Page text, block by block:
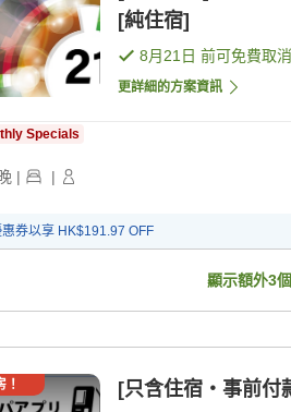
[純住宿]
8月21日 前可免費取消
更詳細的方案資訊
Specials
晚 | |
券以享 HK$191.97 OFF
顯示額外3
！ [只含住宿・事前付